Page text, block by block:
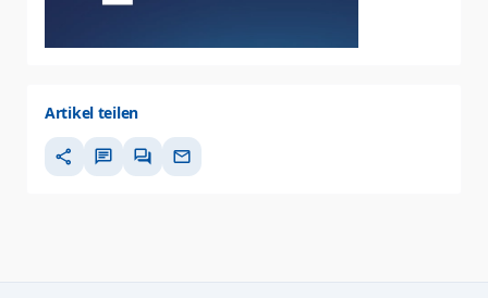
Artikel teilen
share chat forum mail